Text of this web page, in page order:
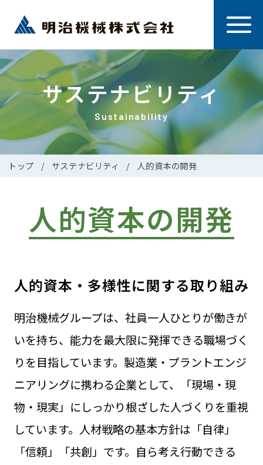
サステナビリティ
Sustainability
トップ サステナビリティ 人的資本の開発
人的資本の開発
人的資本・多様性に関する取り組み
明治機械グループは、社員一人ひとりが働きが
いを持ち、能力を最大限に発揮できる職場づく
りを目指しています。製造業・プラントエンジ
ニアリングに携わる企業として、「現場・現
物・現実」にしっかり根ざした人づくりを重視
しています。 人材戦略の基本方針は「自律」
「信頼」「共創」です。自ら考え行動できる